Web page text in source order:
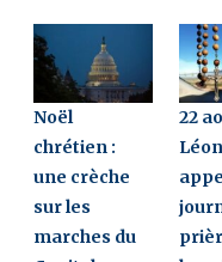
Noël
chrétien :
une crèche
sur les
marches du
22